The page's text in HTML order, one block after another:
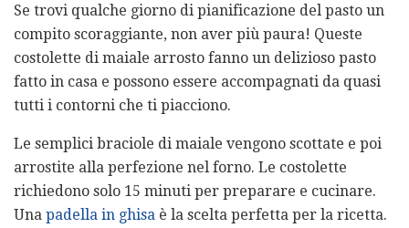
Se trovi qualche giorno di pianificazione del pasto un
compito scoraggiante, non aver più paura! Queste
costolette di maiale arrosto fanno un delizioso pasto
fatto in casa e possono essere accompagnati da quasi
tutti i contorni che ti piacciono.
Le semplici braciole di maiale vengono scottate e poi
arrostite alla perfezione nel forno. Le costolette
richiedono solo 15 minuti per preparare e cucinare.
Una padella in ghisa è la scelta perfetta per la ricetta.